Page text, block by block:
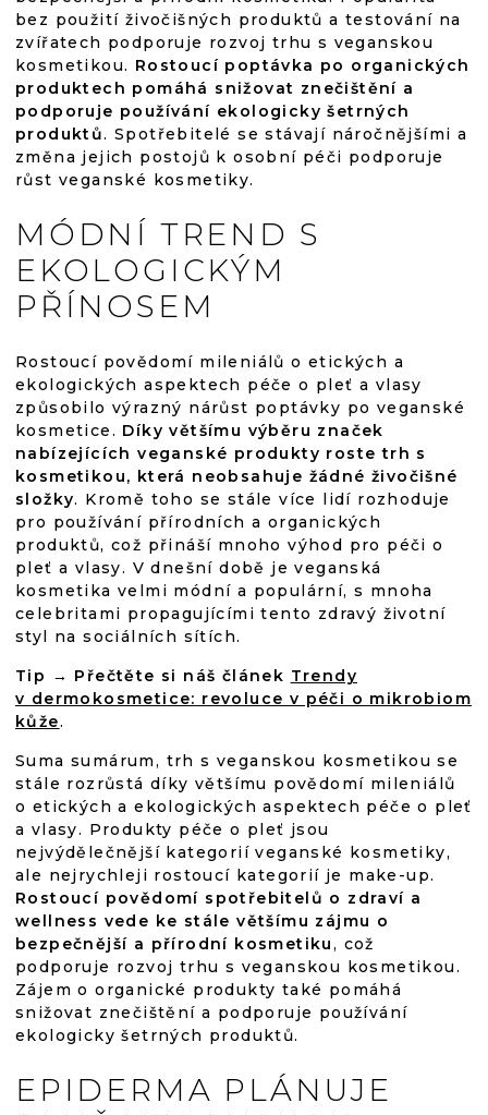
bez použití živočišných produktů a testování na
zvířatech podporuje rozvoj trhu s veganskou
kosmetikou. Rostoucí poptávka po organických
produktech pomáhá snižovat znečištění a
podporuje používání ekologicky šetrných
produktů. Spotřebitelé se stávají náročnějšími a
změna jejich postojů k osobní péči podporuje
růst veganské kosmetiky.
MÓDNÍ TREND S
EKOLOGICKÝM
PŘÍNOSEM
Rostoucí povědomí mileniálů o etických a
ekologických aspektech péče o pleť a vlasy
způsobilo výrazný nárůst poptávky po veganské
kosmetice. Díky většímu výběru značek
nabízejících veganské produkty roste trh s
kosmetikou, která neobsahuje žádné živočišné
složky. Kromě toho se stále více lidí rozhoduje
pro používání přírodních a organických
produktů, což přináší mnoho výhod pro péči o
pleť a vlasy. V dnešní době je veganská
kosmetika velmi módní a populární, s mnoha
celebritami propagujícími tento zdravý životní
styl na sociálních sítích.
Tip → Přečtěte si náš článek Trendy
v dermokosmetice: revoluce v péči o mikrobiom
kůže.
Suma sumárum, trh s veganskou kosmetikou se
stále rozrůstá díky většímu povědomí mileniálů
o etických a ekologických aspektech péče o pleť
a vlasy. Produkty péče o pleť jsou
nejvýdělečnější kategorií veganské kosmetiky,
ale nejrychleji rostoucí kategorií je make-up.
Rostoucí povědomí spotřebitelů o zdraví a
wellness vede ke stále většímu zájmu o
bezpečnější a přírodní kosmetiku, což
podporuje rozvoj trhu s veganskou kosmetikou.
Zájem o organické produkty také pomáhá
snižovat znečištění a podporuje používání
ekologicky šetrných produktů.
EPIDERMA PLÁNUJE